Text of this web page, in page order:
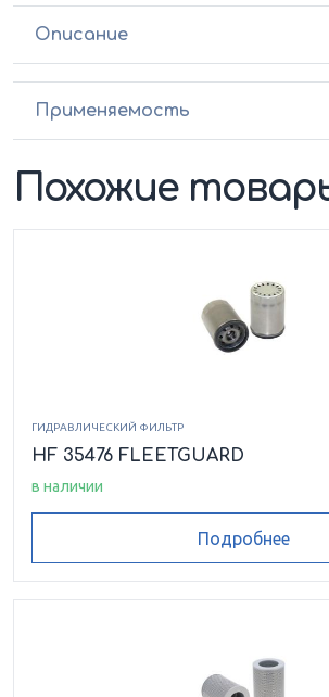
Описание
Применяемость
Похожие
ГИДРАВЛИЧЕСКИЙ ФИЛЬТР
HF 35476 FLEETGUARD
в наличии
Подробнее